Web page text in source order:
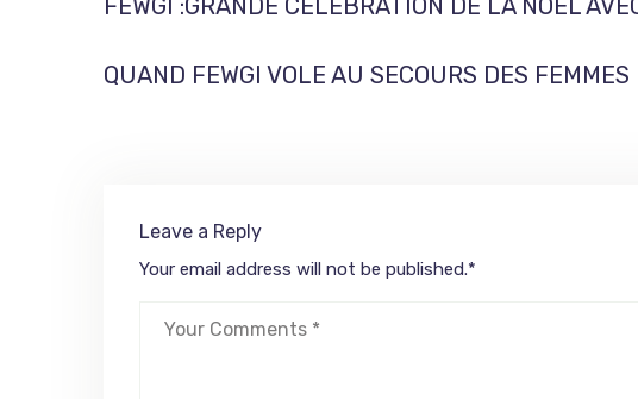
FEWGI :GRANDE CÉLÉBRATION DE LA NOËL
QUAND FEWGI VOLE AU SECOURS DES FEMMES
Leave a Reply
Your email address will not be published.*